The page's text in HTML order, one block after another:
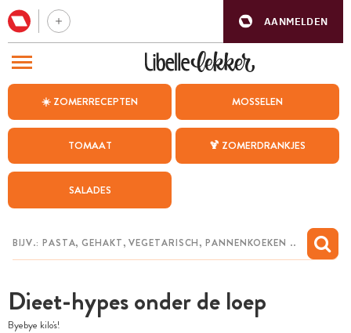
AANMELDEN
☀️ ZOMERRECEPTEN MOSSELEN
TOMAAT 🍹 ZOMERDRANKJES
SALADES
Dieet-hypes onder de loep
Byebye kilo's!
BEZOEK ONZE ANDERE WEBSITES
WEEKMENU
CHAT MET MAIA
MIJN BEWAARDE RECEPTEN